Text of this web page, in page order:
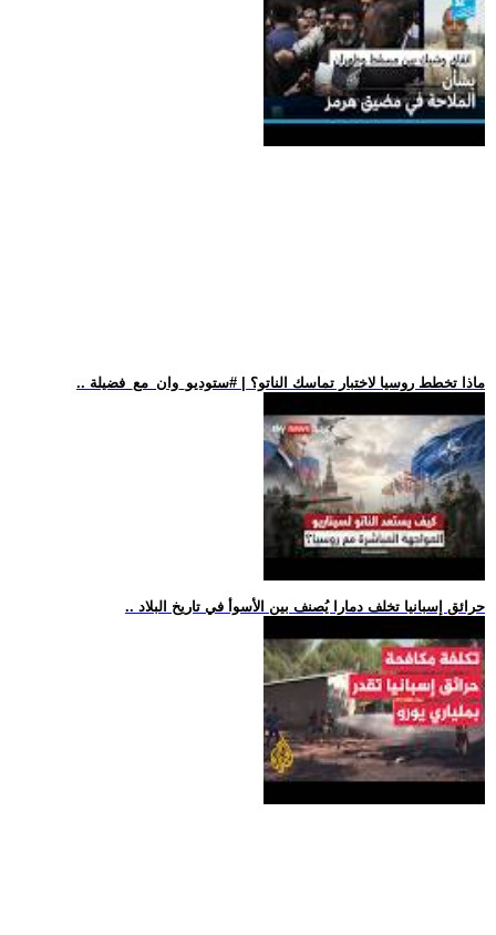
.. ماذا تخطط روسيا لاختبار تماسك الناتو؟ | #ستوديو_وان_مع_فضيلة
.. حرائق إسبانيا تخلف دمارا يُصنف بين الأسوأ في تاريخ البلاد